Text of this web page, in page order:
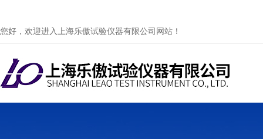
您好，欢迎进入上海乐傲试验仪器有限公司网站！